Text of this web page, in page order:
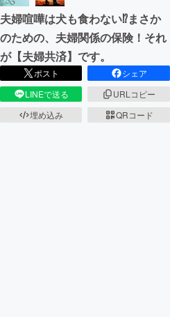
ビジネス・起業
まちづくり・地域活性化
CAMPFIRE for Social Good
CAMPFIREふるさと納税
夫婦喧嘩は犬も食わない⁉︎まさか
のための、夫婦関係の保険！それ
が【夫婦共済】です。
ポスト
シェア
LINEで送る
URLコピー
埋め込み
QRコード